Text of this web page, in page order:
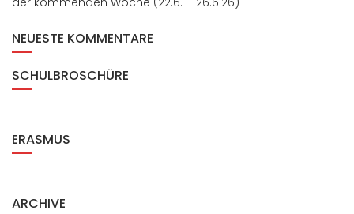
NEUESTE KOMMENTARE
SCHULBROSCHÜRE
ERASMUS
ARCHIVE